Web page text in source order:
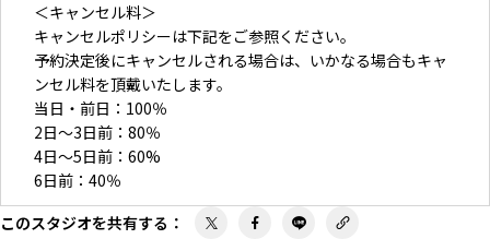
＜キャンセル料＞
キャンセルポリシーは下記をご参照ください。
予約決定後にキャンセルされる場合は、いかなる場合もキャ
ンセル料を頂戴いたします。
当日・前日：100％
2日〜3日前：80％
4日〜5日前：60%
6日前：40％
＜お支払い方法＞
このスタジオを共有する ：